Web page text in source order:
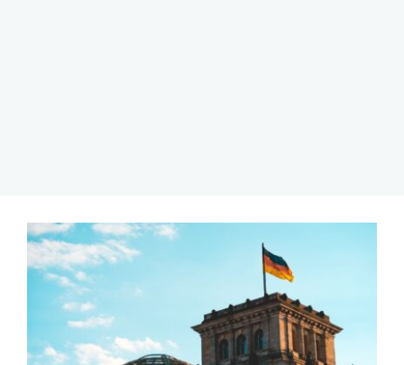
Deutschland kürzt
Entwicklungshilfen